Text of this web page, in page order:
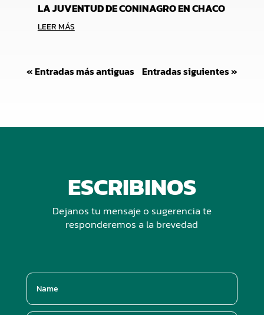
LA JUVENTUD DE CONINAGRO EN CHACO
LEER MÁS
« Entradas más antiguas Entradas siguientes »
ESCRIBINOS
Dejanos tu mensaje o sugerencia te
responderemos a la brevedad